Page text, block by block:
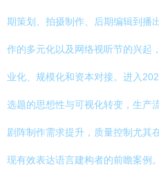
期策划、拍摄制作、后期编辑到播
作的多元化以及网络视听节的兴起
业化、规模化和资本对接。进入
选题的思想性与可视化转变，生产
剧阵制作需求提升，质量控制尤其
现有效表达语言建构者的前瞻案例